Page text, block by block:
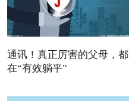
通讯！真正厉害的父母，都
在“有效躺平”